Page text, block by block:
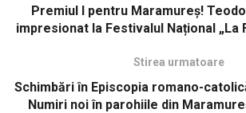
Premiul I pentru Maramureș!
impresionat la Festivalul Național „La
Stirea urmatoare
Schimbări în Episcopia romano-
Numiri noi în parohiile din